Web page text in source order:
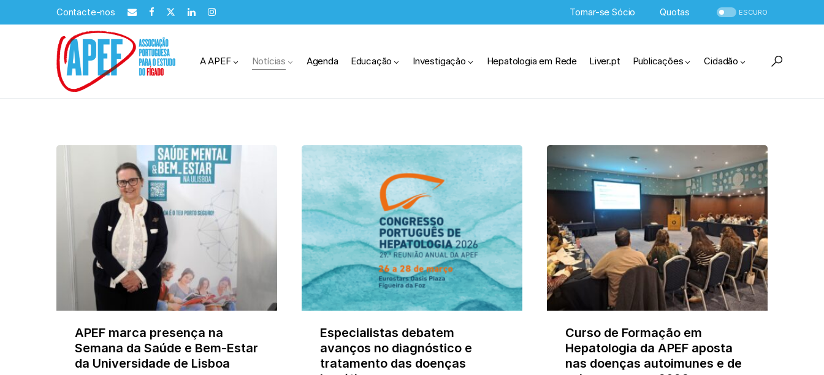
Contacte-nos Tornar-se Sócio Quotas ESCURO
A APEF Notícias Agenda Educação Investigação Hepatologia em Rede Liver.pt Publicações Cidadão
APEF marca presença na
Semana da Saúde e Bem-Estar
da Universidade de Lisboa
Especialistas debatem
avanços no diagnóstico e
tratamento das doenças
Curso de Formação em
Hepatologia da APEF aposta
nas doenças autoimunes e de